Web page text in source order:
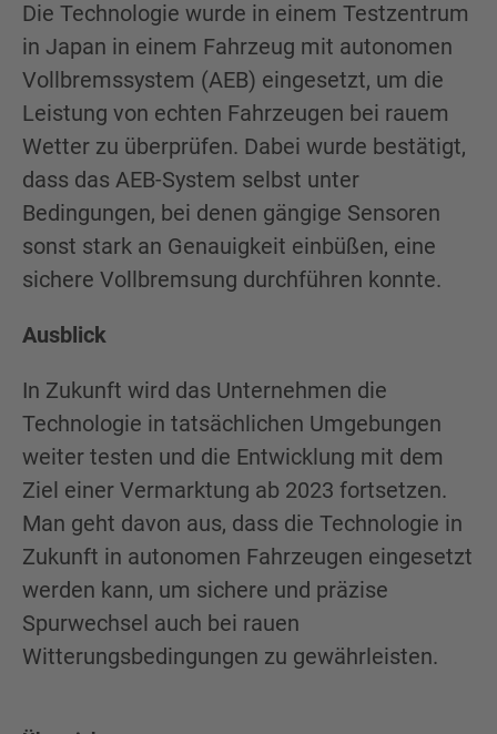
Die Technologie wurde in einem Testzentrum
in Japan in einem Fahrzeug mit autonomen
Vollbremssystem (AEB) eingesetzt, um die
Leistung von echten Fahrzeugen bei rauem
Wetter zu überprüfen. Dabei wurde bestätigt,
dass das AEB-System selbst unter
Bedingungen, bei denen gängige Sensoren
sonst stark an Genauigkeit einbüßen, eine
sichere Vollbremsung durchführen konnte.
Ausblick
In Zukunft wird das Unternehmen die
Technologie in tatsächlichen Umgebungen
weiter testen und die Entwicklung mit dem
Ziel einer Vermarktung ab 2023 fortsetzen.
Man geht davon aus, dass die Technologie in
Zukunft in autonomen Fahrzeugen eingesetzt
werden kann, um sichere und präzise
Spurwechsel auch bei rauen
Witterungsbedingungen zu gewährleisten.